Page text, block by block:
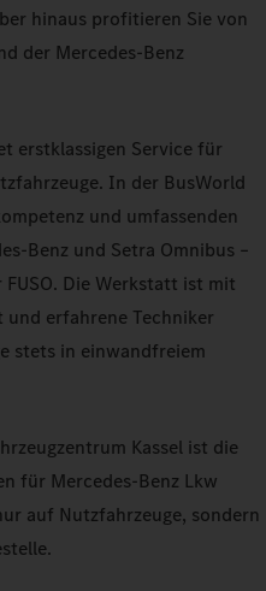
hinaus profitieren Sie von
der Mercedes-Benz
erstklassigen Service für
In der BusWorld
und umfassenden
Benz und Setra Omnibus –
Die Werkstatt ist mit
erfahrene Techniker
stets in einwandfreiem
Kassel ist die
für Mercedes-Benz Lkw
auf Nutzfahrzeuge, sondern